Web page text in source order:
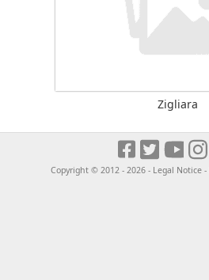
Zigliara
Copyright © 2012 - 2026 - Legal Notice -